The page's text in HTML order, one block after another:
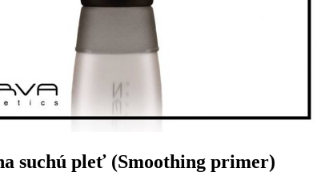
suchú pleť (Smoothing primer)